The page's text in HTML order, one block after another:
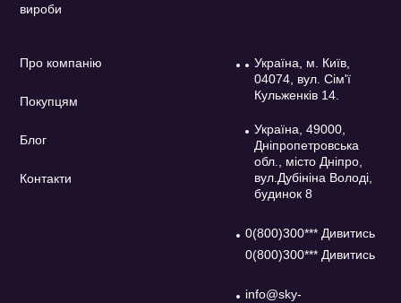
вироби
Про компанію
Покупцям
Блог
Контакти
Україна, м. Київ,
04074, вул. Сім'ї
Кульженків 14.
Україна, 49000,
Дніпропетровська
обл., місто Дніпро,
вул.Дубініна Володі,
будинок 8
0(800)300*** Дивитись
0(800)300*** Дивитись
info@sky-